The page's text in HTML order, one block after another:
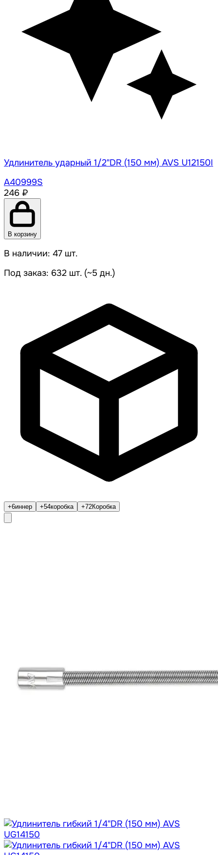
Удлинитель ударный 1/2"DR (150 мм) AVS U12150I
A40999S
246 ₽
В корзину
В наличии: 47 шт.
Под заказ: 632 шт. (~5 дн.)
+6иннер +54коробка +72Коробка